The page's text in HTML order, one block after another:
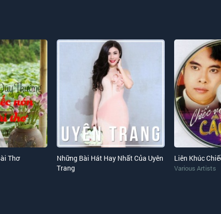
Thơ
Những Bài Hát Hay Nhất Của Uyên
Trang
Various Artists